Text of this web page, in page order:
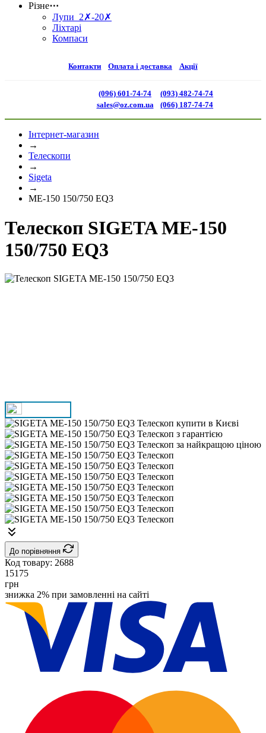
Різне⋯
Лупи 2✗-20✗
Ліхтарі
Компаси
Контакти Оплата і доставка Акції
(096) 601-74-74
sales@oz.com.ua
(093) 482-74-74
(066) 187-74-74
Інтернет-магазин
→
Телескопи
→
Sigeta
→
ME-150 150/750 EQ3
Телескоп SIGETA ME-150
150/750 EQ3
До порівняння
Код товару: 2688
15175
грн
знижка 2% при замовленні на сайті